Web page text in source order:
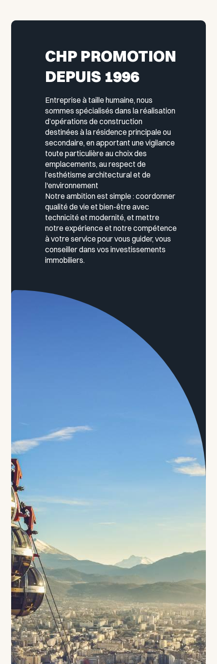
CHP PROMOTION
DEPUIS 1996
Entreprise à taille humaine, nous
sommes spécialisés dans la réalisation
d’opérations de construction
destinées à la résidence principale ou
secondaire, en apportant une vigilance
toute particulière au choix des
emplacements, au respect de
l’esthétisme architectural et de
l'environnement
Notre ambition est simple : coordonner
qualité de vie et bien-être avec
technicité et modernité, et mettre
notre expérience et notre compétence
à votre service pour vous guider, vous
conseiller dans vos investissements
immobiliers.